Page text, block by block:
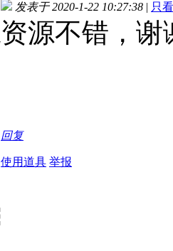
发表于 2020-1-22 10:27:38 | 只
资源不错，谢
回复
使用道具 举报